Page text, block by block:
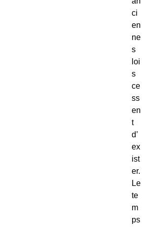
ci
en
ne
s
loi
s
ce
ss
en
t
d’
ex
ist
er.
Le
te
m
ps